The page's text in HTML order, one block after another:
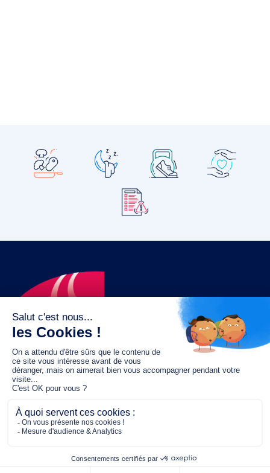
Le fonds de dotation MGC s’engage à
jouer un rôle dans la prévention santé
pour tous.
2/4 place de l’Abbé G. Hénocque
75637 PARIS CEDEX 13
01 40 78 06 56
Nous contacter